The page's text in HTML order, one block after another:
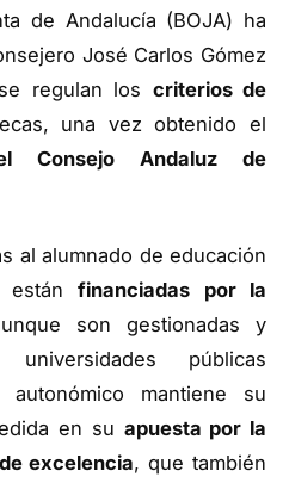
de Andalucía (BOJA) ha
José Carlos Gómez
regulan los criterios de
una vez obtenido el
Consejo Andaluz de
al alumnado de educación
están financiadas por la
son gestionadas y
públicas
autonómico mantiene su
en su apuesta por la
excelencia, que también